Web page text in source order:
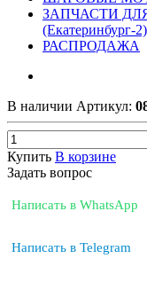
ЗАПЧАСТИ
(Екатеринбург-2)
РАСПРОДАЖА
В наличии Артикул:
Купить В корзине
Задать вопрос
Написать в WhatsApp
Написать в Telegram